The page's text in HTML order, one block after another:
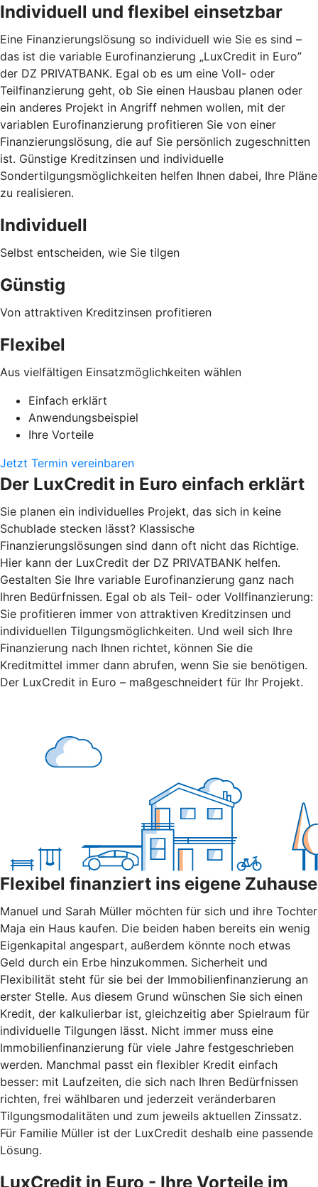
Individuell und flexibel einsetzbar
Eine Finanzierungslösung so individuell wie Sie es sind –
das ist die variable Eurofinanzierung „LuxCredit in Euro”
der DZ PRIVATBANK. Egal ob es um eine Voll- oder
Teilfinanzierung geht, ob Sie einen Hausbau planen oder
ein anderes Projekt in Angriff nehmen wollen, mit der
variablen Eurofinanzierung profitieren Sie von einer
Finanzierungslösung, die auf Sie persönlich zugeschnitten
ist. Günstige Kreditzinsen und individuelle
Sondertilgungsmöglichkeiten helfen Ihnen dabei, Ihre Pläne
zu realisieren.
Individuell
Selbst entscheiden, wie Sie tilgen
Günstig
Von attraktiven Kreditzinsen profitieren
Flexibel
Aus vielfältigen Einsatzmöglichkeiten wählen
Einfach erklärt
Anwendungsbeispiel
Ihre Vorteile
Jetzt Termin vereinbaren
Der LuxCredit in Euro einfach erklärt
Sie planen ein individuelles Projekt, das sich in keine
Schublade stecken lässt? Klassische
Finanzierungslösungen sind dann oft nicht das Richtige.
Hier kann der LuxCredit der DZ PRIVATBANK helfen.
Gestalten Sie Ihre variable Eurofinanzierung ganz nach
Ihren Bedürfnissen. Egal ob als Teil- oder Vollfinanzierung:
Sie profitieren immer von attraktiven Kreditzinsen und
individuellen Tilgungsmöglichkeiten. Und weil sich Ihre
Finanzierung nach Ihnen richtet, können Sie die
Kreditmittel immer dann abrufen, wenn Sie sie benötigen.
Der LuxCredit in Euro – maßgeschneidert für Ihr Projekt.
Flexibel finanziert ins eigene Zuhause
Manuel und Sarah Müller möchten für sich und ihre Tochter
Maja ein Haus kaufen. Die beiden haben bereits ein wenig
Eigenkapital angespart, außerdem könnte noch etwas
Geld durch ein Erbe hinzukommen. Sicherheit und
Flexibilität steht für sie bei der Immobilienfinanzierung an
erster Stelle. Aus diesem Grund wünschen Sie sich einen
Kredit, der kalkulierbar ist, gleichzeitig aber Spielraum für
individuelle Tilgungen lässt. Nicht immer muss eine
Immobilienfinanzierung für viele Jahre festgeschrieben
werden. Manchmal passt ein flexibler Kredit einfach
besser: mit Laufzeiten, die sich nach Ihren Bedürfnissen
richten, frei wählbaren und jederzeit veränderbaren
Tilgungsmodalitäten und zum jeweils aktuellen Zinssatz.
Für Familie Müller ist der LuxCredit deshalb eine passende
Lösung.
LuxCredit in Euro - Ihre Vorteile im